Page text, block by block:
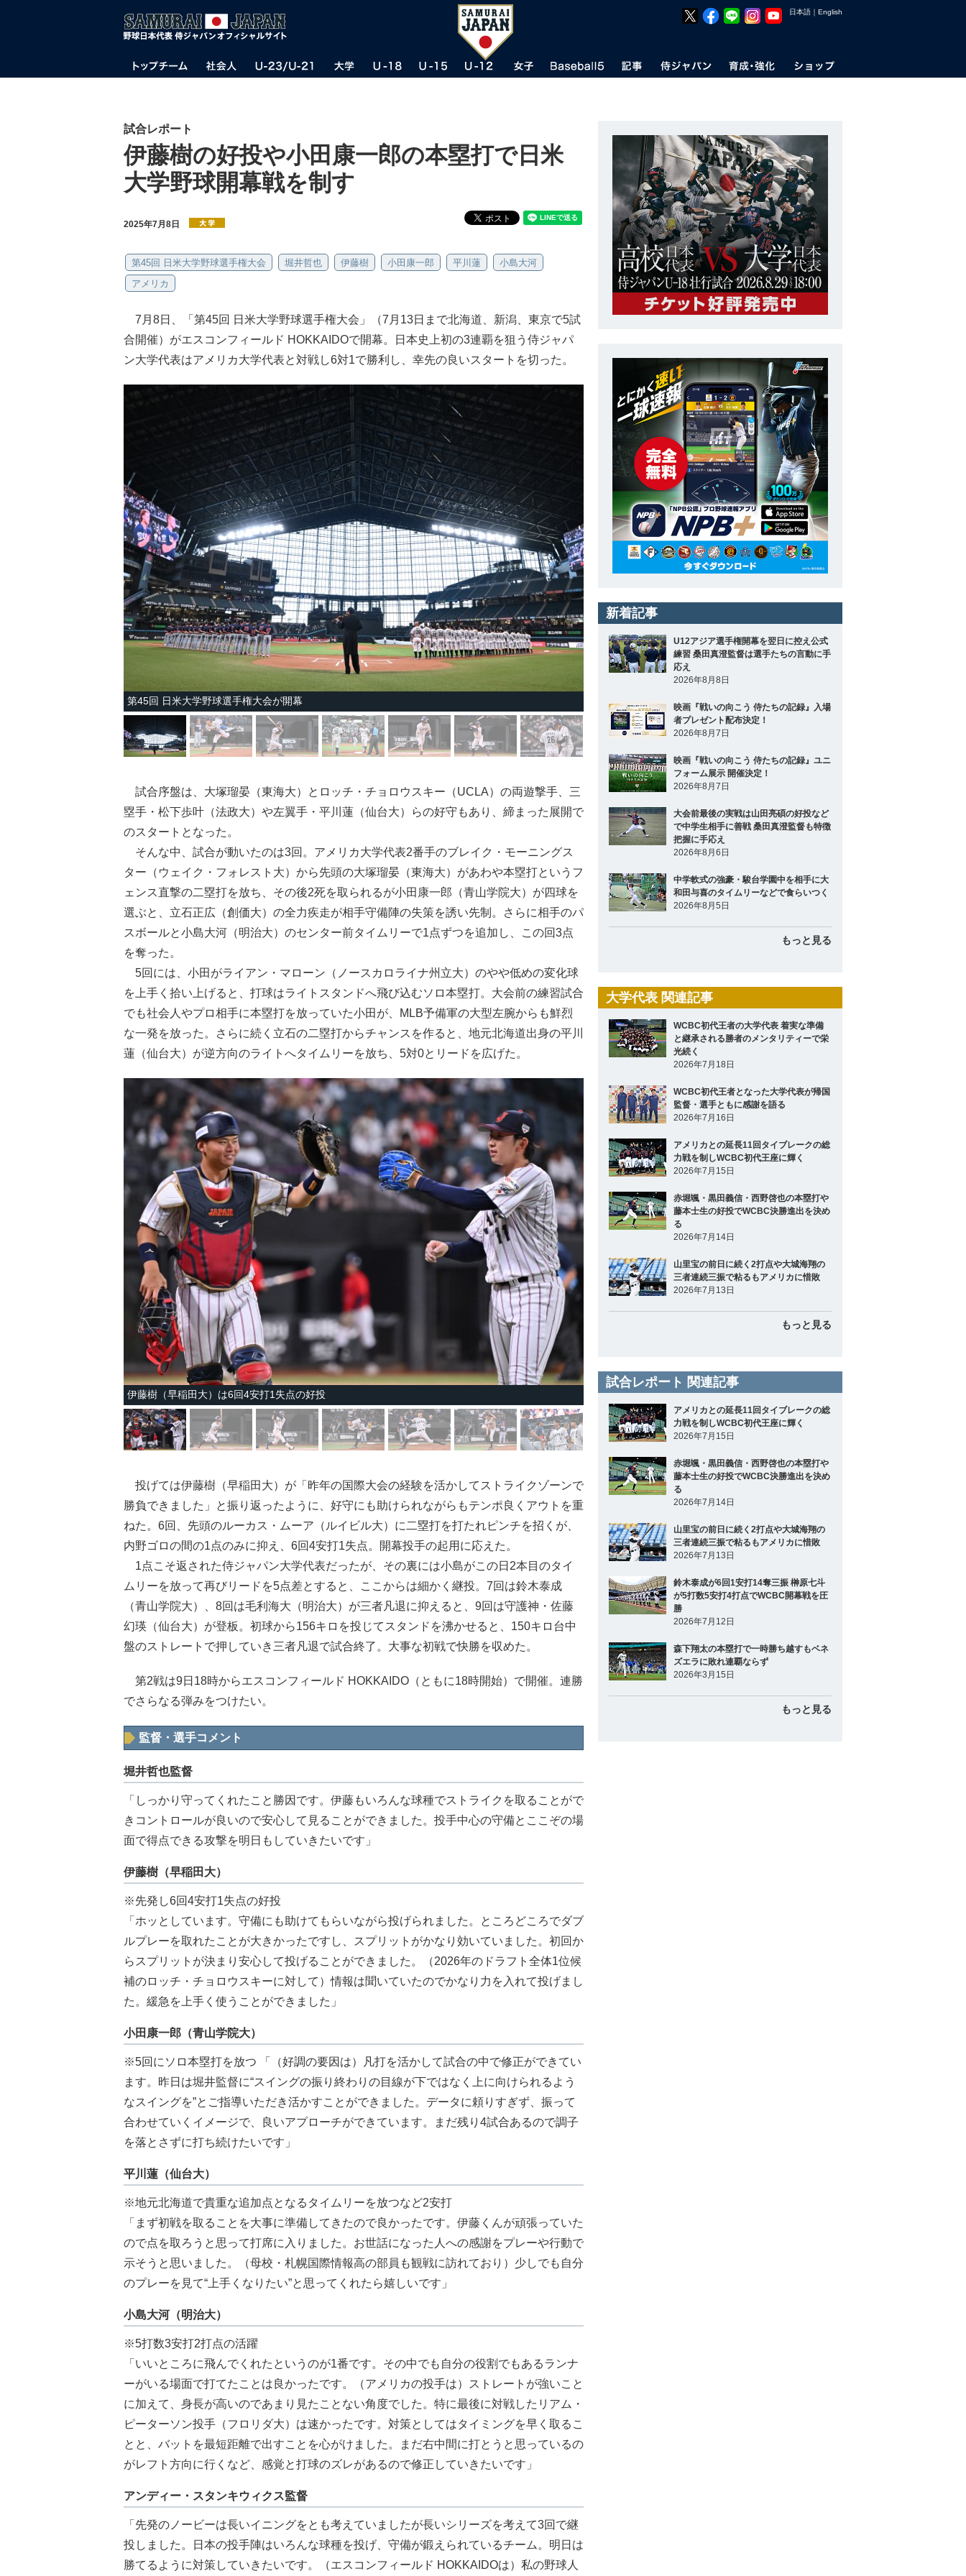
日本語 ｜ English
試合レポート
伊藤樹の好投や小田康一郎の本塁打で日米
大学野球開幕戦を制す
2025年7月8日
第45回 日米大学野球選手権大会 堀井哲也 伊藤樹 小田康一郎 平川蓮
小島大河
アメリカ
7月8日、「第45回 日米大学野球選手権大会」（7月13日まで北海道、新潟、東京で5試
合開催）がエスコンフィールド HOKKAIDOで開幕。日本史上初の3連覇を狙う侍ジャパ
ン大学代表はアメリカ大学代表と対戦し6対1で勝利し、幸先の良いスタートを切った。
第45回 日米大学野球選手権大会が開幕
試合序盤は、大塚瑠晏（東海大）とロッチ・チョロウスキー（UCLA）の両遊撃手、三
塁手・松下歩叶（法政大）や左翼手・平川蓮（仙台大）らの好守もあり、締まった展開で
のスタートとなった。
そんな中、試合が動いたのは3回。アメリカ大学代表2番手のブレイク・モーニングス
ター（ウェイク・フォレスト大）から先頭の大塚瑠晏（東海大）があわや本塁打というフ
ェンス直撃の二塁打を放ち、その後2死を取られるが小田康一郎（青山学院大）が四球を
選ぶと、立石正広（創価大）の全力疾走が相手守備陣の失策を誘い先制。さらに相手のパ
スボールと小島大河（明治大）のセンター前タイムリーで1点ずつを追加し、この回3点
を奪った。
5回には、小田がライアン・マローン（ノースカロライナ州立大）のやや低めの変化球
を上手く拾い上げると、打球はライトスタンドへ飛び込むソロ本塁打。大会前の練習試合
でも社会人やプロ相手に本塁打を放っていた小田が、MLB予備軍の大型左腕からも鮮烈
な一発を放った。さらに続く立石の二塁打からチャンスを作ると、地元北海道出身の平川
蓮（仙台大）が逆方向のライトへタイムリーを放ち、5対0とリードを広げた。
伊藤樹（早稲田大）は6回4安打1失点の好投
投げては伊藤樹（早稲田大）が「昨年の国際大会の経験を活かしてストライクゾーンで
勝負できました」と振り返ったように、好守にも助けられながらもテンポ良くアウトを重
ねた。6回、先頭のルーカス・ムーア（ルイビル大）に二塁打を打たれピンチを招くが、
内野ゴロの間の1点のみに抑え、6回4安打1失点。開幕投手の起用に応えた。
1点こそ返された侍ジャパン大学代表だったが、その裏には小島がこの日2本目のタイ
ムリーを放って再びリードを5点差とすると、ここからは細かく継投。7回は鈴木泰成
（青山学院大）、8回は毛利海大（明治大）が三者凡退に抑えると、9回は守護神・佐藤
幻瑛（仙台大）が登板。初球から156キロを投じてスタンドを沸かせると、150キロ台中
盤のストレートで押していき三者凡退で試合終了。大事な初戦で快勝を収めた。
第2戦は9日18時からエスコンフィールド HOKKAIDO（ともに18時開始）で開催。連勝
でさらなる弾みをつけたい。
監督・選手コメント
堀井哲也監督
「しっかり守ってくれたこと勝因です。伊藤もいろんな球種でストライクを取ることがで
きコントロールが良いので安心して見ることができました。投手中心の守備とここぞの場
面で得点できる攻撃を明日もしていきたいです」
伊藤樹（早稲田大）
※先発し6回4安打1失点の好投
「ホッとしています。守備にも助けてもらいながら投げられました。ところどころでダブ
ルプレーを取れたことが大きかったですし、スプリットがかなり効いていました。初回か
らスプリットが決まり安心して投げることができました。（2026年のドラフト全体1位候
補のロッチ・チョロウスキーに対して）情報は聞いていたのでかなり力を入れて投げまし
た。緩急を上手く使うことができました」
小田康一郎（青山学院大）
※5回にソロ本塁打を放つ 「（好調の要因は）凡打を活かして試合の中で修正ができてい
ます。昨日は堀井監督に“スイングの振り終わりの目線が下ではなく上に向けられるよう
なスイングを”とご指導いただき活かすことができました。データに頼りすぎず、振って
合わせていくイメージで、良いアプローチができています。まだ残り4試合あるので調子
を落とさずに打ち続けたいです」
平川蓮（仙台大）
※地元北海道で貴重な追加点となるタイムリーを放つなど2安打
「まず初戦を取ることを大事に準備してきたので良かったです。伊藤くんが頑張っていた
ので点を取ろうと思って打席に入りました。お世話になった人への感謝をプレーや行動で
示そうと思いました。（母校・札幌国際情報高の部員も観戦に訪れており）少しでも自分
のプレーを見て“上手くなりたい”と思ってくれたら嬉しいです」
小島大河（明治大）
※5打数3安打2打点の活躍
「いいところに飛んでくれたというのが1番です。その中でも自分の役割でもあるランナ
ーがいる場面で打てたことは良かったです。（アメリカの投手は）ストレートが強いこと
に加えて、身長が高いのであまり見たことない角度でした。特に最後に対戦したリアム・
ピーターソン投手（フロリダ大）は速かったです。対策としてはタイミングを早く取るこ
とと、バットを最短距離で出すことを心がけました。まだ右中間に打とうと思っているの
がレフト方向に行くなど、感覚と打球のズレがあるので修正していきたいです」
アンディー・スタンキウィクス監督
「先発のノービーは長いイニングをとも考えていましたが長いシリーズを考えて3回で継
投しました。日本の投手陣はいろんな球種を投げ、守備が鍛えられているチーム。明日は
勝てるように対策していきたいです。（エスコンフィールド HOKKAIDOは）私の野球人
新着記事
U12アジア選手権開幕を翌日に控え公式
練習 桑田真澄監督は選手たちの言動に手
応え
2026年8月8日
映画『戦いの向こう 侍たちの記録』入場
者プレゼント配布決定！
2026年8月7日
映画『戦いの向こう 侍たちの記録』ユニ
フォーム展示 開催決定！
2026年8月7日
大会前最後の実戦は山田亮碩の好投など
で中学生相手に善戦 桑田真澄監督も特徴
把握に手応え
2026年8月6日
中学軟式の強豪・駿台学園中を相手に大
和田与喜のタイムリーなどで食らいつく
2026年8月5日
もっと見る
大学代表 関連記事
WCBC初代王者の大学代表 着実な準備
と継承される勝者のメンタリティーで栄
光続く
2026年7月18日
WCBC初代王者となった大学代表が帰国
監督・選手ともに感謝を語る
2026年7月16日
アメリカとの延長11回タイブレークの総
力戦を制しWCBC初代王座に輝く
2026年7月15日
赤堀颯・黒田義信・西野啓也の本塁打や
藤本士生の好投でWCBC決勝進出を決め
る
2026年7月14日
山里宝の前日に続く2打点や大城海翔の
三者連続三振で粘るもアメリカに惜敗
2026年7月13日
もっと見る
試合レポート 関連記事
アメリカとの延長11回タイブレークの総
力戦を制しWCBC初代王座に輝く
2026年7月15日
赤堀颯・黒田義信・西野啓也の本塁打や
藤本士生の好投でWCBC決勝進出を決め
る
2026年7月14日
山里宝の前日に続く2打点や大城海翔の
三者連続三振で粘るもアメリカに惜敗
2026年7月13日
鈴木泰成が6回1安打14奪三振 榊原七斗
が5打数5安打4打点でWCBC開幕戦を圧
勝
2026年7月12日
森下翔太の本塁打で一時勝ち越すもベネ
ズエラに敗れ連覇ならず
2026年3月15日
もっと見る